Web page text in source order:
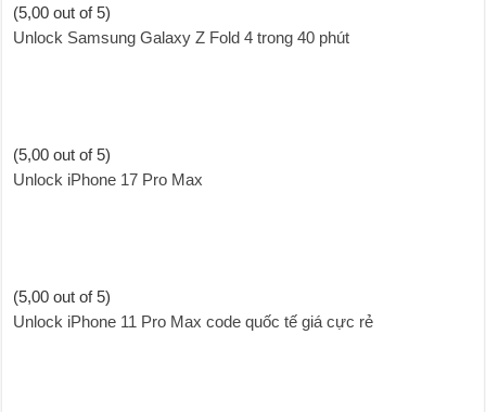
(5,00 out of 5)
Unlock Samsung Galaxy Z Fold 4 trong 40 phút
(5,00 out of 5)
Unlock iPhone 17 Pro Max
(5,00 out of 5)
Unlock iPhone 11 Pro Max code quốc tế giá cực rẻ